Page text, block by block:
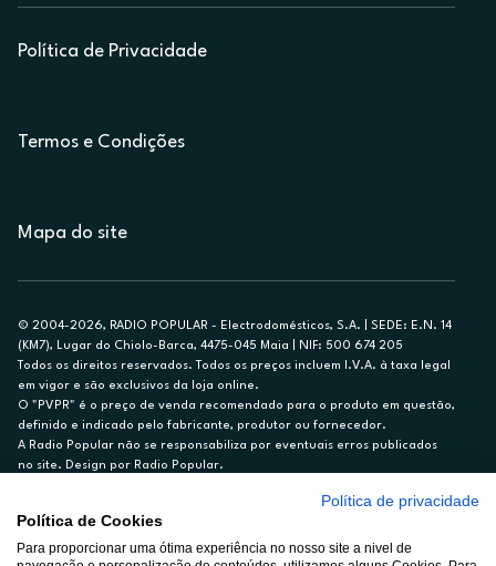
Política de Privacidade
Termos e Condições
Mapa do site
© 2004-2026, RADIO POPULAR - Electrodomésticos, S.A. | SEDE: E.N. 14
(KM7), Lugar do Chiolo-Barca, 4475-045 Maia | NIF: 500 674 205
Todos os direitos reservados. Todos os preços incluem I.V.A. à taxa legal
em vigor e são exclusivos da loja online.
O "PVPR" é o preço de venda recomendado para o produto em questão,
definido e indicado pelo fabricante, produtor ou fornecedor.
A Radio Popular não se responsabiliza por eventuais erros publicados
no site. Design por Radio Popular.
Ex. para limite de crédito de €1.500, reembolsado em 12 meses, TAN
14,79%.
Política de privacidade
Política de Cookies
Para proporcionar uma ótima experiência no nosso site a nivel de